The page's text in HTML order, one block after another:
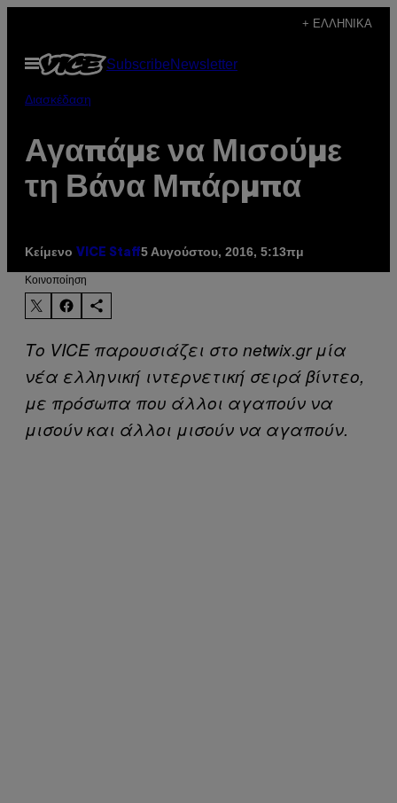
περιεχόμενο
+ ΕΛΛΗΝΙΚΆ
Ανοίξτε
το
SubscribeNewsletter
Διασκέδαση
Αγαπάμε να Μισούμε
τη Βάνα Μπάρμπα
Κείμενο VICE Staff5 Αυγούστου, 2016, 5:13πμ
Kοινοποίηση
Το VICE παρουσιάζει στο netwix.gr μία
νέα ελληνική ιντερνετική σειρά βίντεο,
με πρόσωπα που άλλοι αγαπούν να
μισούν και άλλοι μισούν να αγαπούν.